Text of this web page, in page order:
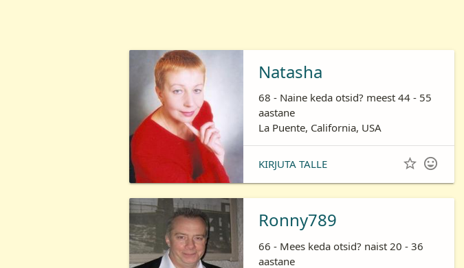
Natasha
68 - Naine keda otsid? meest 44 - 55
aastane
La Puente, California, USA
KIRJUTA TALLE  
Ronny789
66 - Mees keda otsid? naist 20 - 36
aastane